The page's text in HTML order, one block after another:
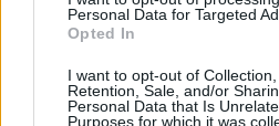
Personal Data for Targeted
Opted In
I want to opt-out of Collection,
Retention, Sale, and/or
Personal Data that Is
Purposes for which it was
Σχετικά προϊόντα